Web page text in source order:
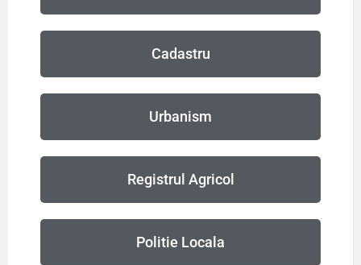
Cadastru
Urbanism
Registrul Agricol
Politie Locala